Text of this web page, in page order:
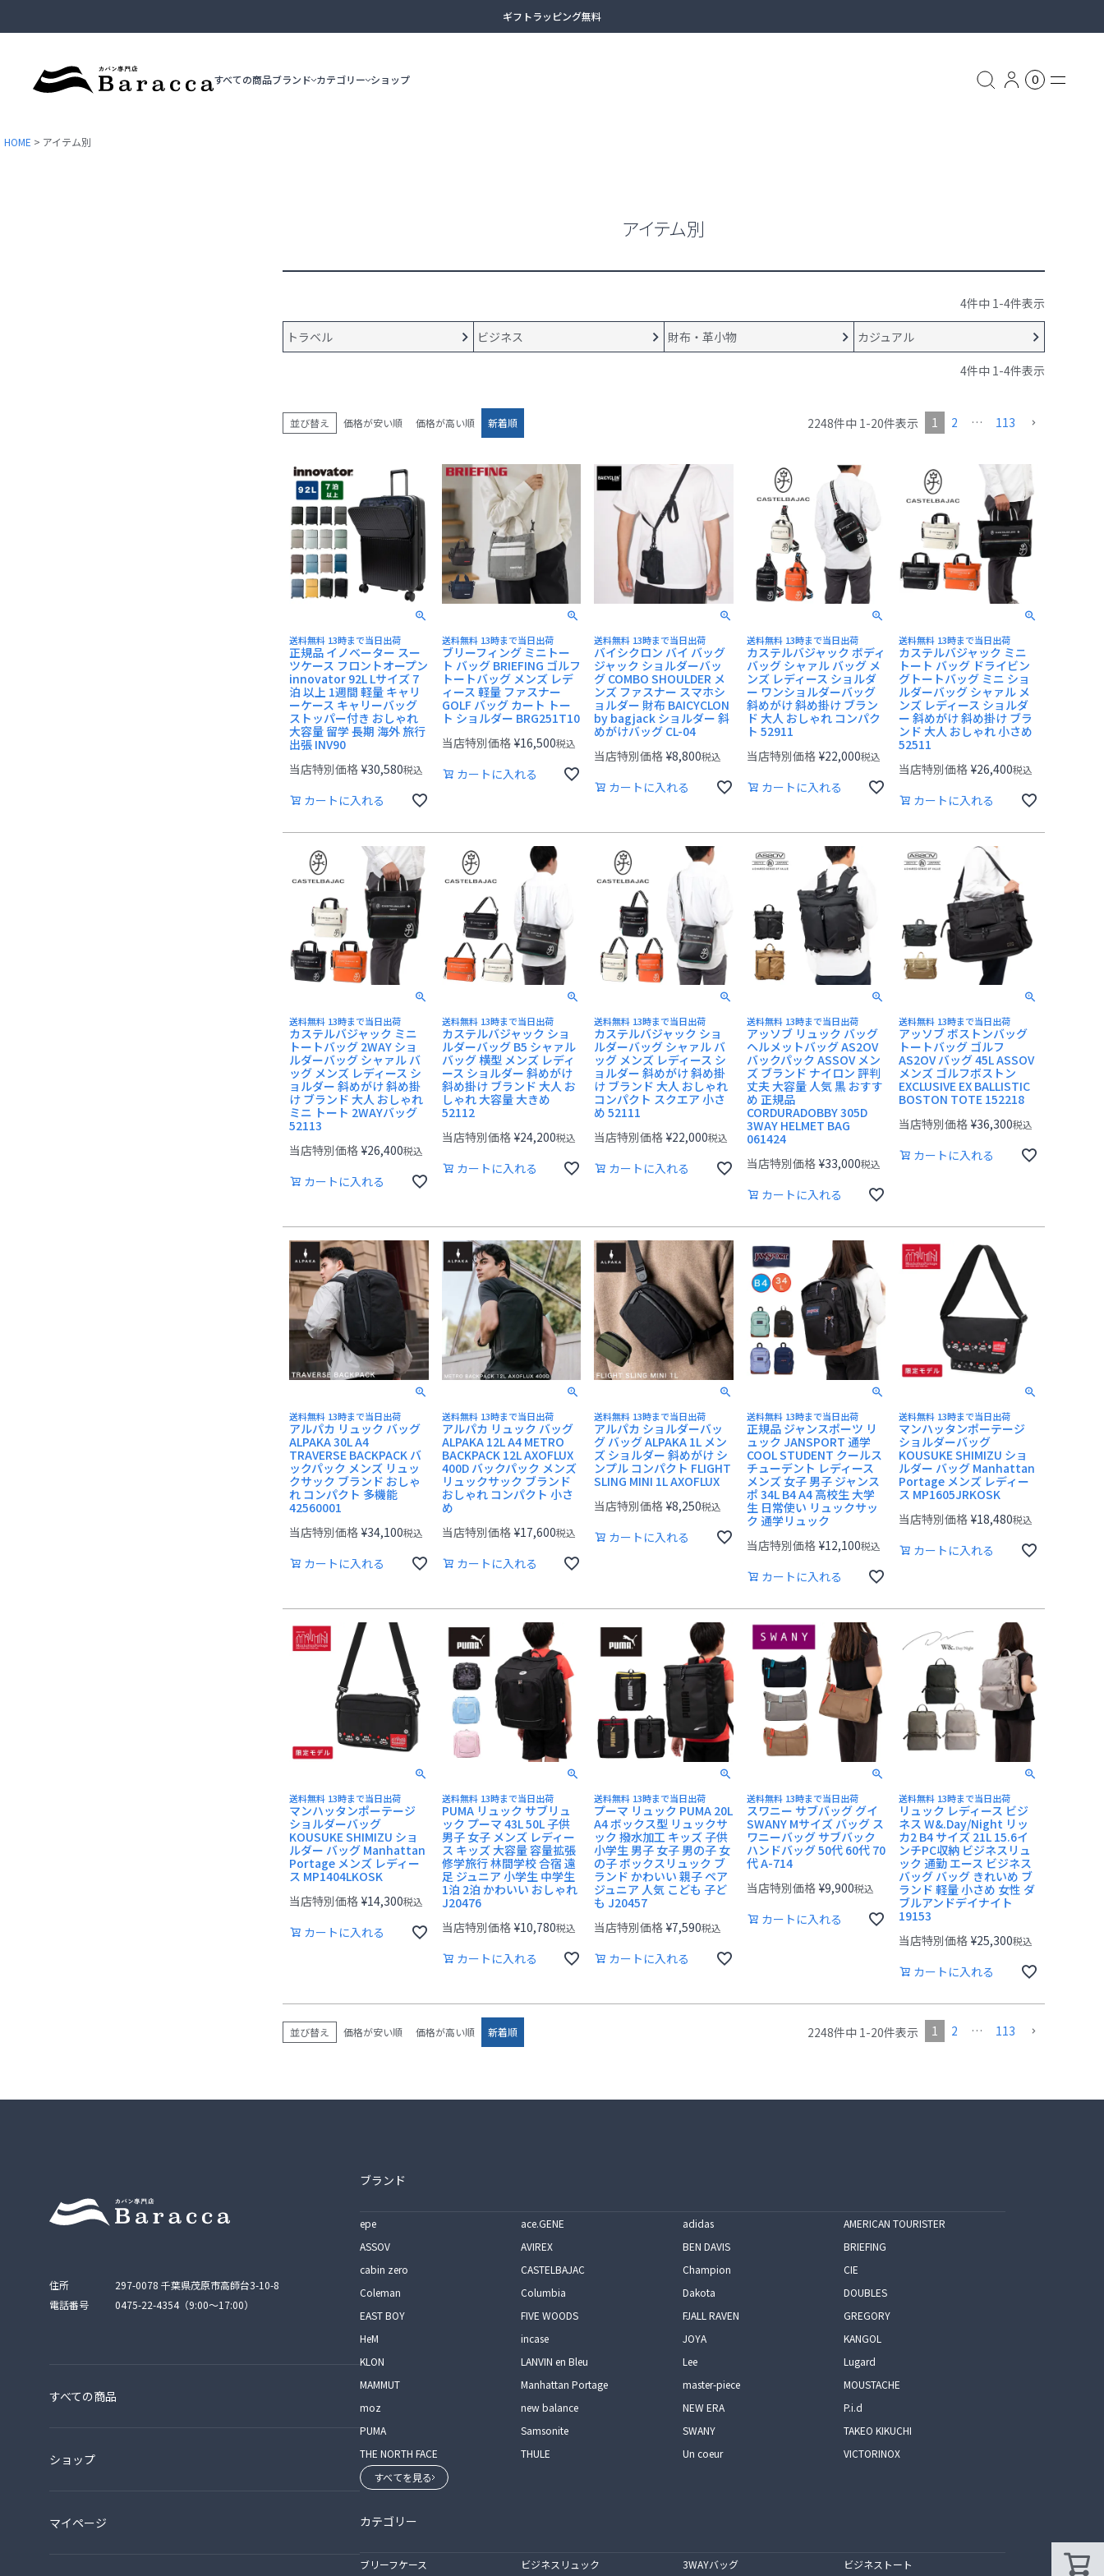
ギフトラッピング無料
すべての商品ブランド
AMERICAN TOURISTER
カテゴリー
ブリーフケース
カジュアルリュック
ボストンバッグ スーツケース
二つ折り財布
名刺入れ キーケース
ショップ 0
HOME アイテム別
アイテム別
4件中 1-4件表示
トラベル ビジネス 財布・革小物 カジュアル
4件中 1-4件表示
並び替え 価格が安い順 価格が高い順 新着順 2248件中 1-20件表示 1 2 … 113
送料無料 13時まで当日出荷
正規品 イノベーター スー
ツケース フロントオープン
innovator 92L Lサイズ 7
泊 以上 1週間 軽量 キャリ
ーケース キャリーバッグ
ストッパー付き おしゃれ
大容量 留学 長期 海外 旅行
出張 INV90
当店特別価格 ¥30,580税込
カートに入れる
送料無料 13時まで当日出荷
ブリーフィング ミニトー
ト バッグ BRIEFING ゴルフ
トートバッグ メンズ レデ
ィース 軽量 ファスナー
GOLF バッグ カート トー
ト ショルダー BRG251T10
当店特別価格 ¥16,500税込
カートに入れる
送料無料 13時まで当日出荷
バイシクロン バイ バッグ
ジャック ショルダーバッ
グ COMBO SHOULDER メ
ンズ ファスナー スマホシ
ョルダー 財布 BAICYCLON
by bagjack ショルダー 斜
めがけバッグ CL-04
当店特別価格 ¥8,800税込
カートに入れる
送料無料 13時まで当日出荷
カステルバジャック ボディ
バッグ シャァル バッグ メ
ンズ レディース ショルダ
ー ワンショルダーバッグ
斜めがけ 斜め掛け ブラン
ド 大人 おしゃれ コンパク
ト 52911
当店特別価格 ¥22,000税込
カートに入れる
送料無料 13時まで当日出荷
カステルバジャック ミニ
トート バッグ ドライビン
グトートバッグ ミニ ショ
ルダーバッグ シャァル メ
ンズ レディース ショルダ
ー 斜めがけ 斜め掛け ブラ
ンド 大人 おしゃれ 小さめ
52511
当店特別価格 ¥26,400税込
カートに入れる
送料無料 13時まで当日出荷
カステルバジャック ミニ
トートバッグ 2WAY ショ
ルダーバッグ シャァル バ
ッグ メンズ レディース シ
ョルダー 斜めがけ 斜め掛
け ブランド 大人 おしゃれ
ミニ トート 2WAYバッグ
52113
当店特別価格 ¥26,400税込
カートに入れる
送料無料 13時まで当日出荷
カステルバジャック ショ
ルダーバッグ B5 シャァル
バッグ 横型 メンズ レディ
ース ショルダー 斜めがけ
斜め掛け ブランド 大人 お
しゃれ 大容量 大きめ
52112
当店特別価格 ¥24,200税込
カートに入れる
送料無料 13時まで当日出荷
カステルバジャック ショ
ルダーバッグ シャァル バ
ッグ メンズ レディース シ
ョルダー 斜めがけ 斜め掛
け ブランド 大人 おしゃれ
コンパクト スクエア 小さ
め 52111
当店特別価格 ¥22,000税込
カートに入れる
送料無料 13時まで当日出荷
アッソブ リュック バッグ
ヘルメットバッグ AS2OV
バックパック ASSOV メン
ズ ブランド ナイロン 評判
丈夫 大容量 人気 黒 おすす
め 正規品
CORDURADOBBY 305D
3WAY HELMET BAG
061424
当店特別価格 ¥33,000税込
カートに入れる
送料無料 13時まで当日出荷
アッソブ ボストンバッグ
トートバッグ ゴルフ
AS2OV バッグ 45L ASSOV
メンズ ゴルフボストン
EXCLUSIVE EX BALLISTIC
BOSTON TOTE 152218
当店特別価格 ¥36,300税込
カートに入れる
送料無料 13時まで当日出荷
アルパカ リュック バッグ
ALPAKA 30L A4
TRAVERSE BACKPACK バ
ックパック メンズ リュッ
クサック ブランド おしゃ
れ コンパクト 多機能
42560001
当店特別価格 ¥34,100税込
カートに入れる
送料無料 13時まで当日出荷
アルパカ リュック バッグ
ALPAKA 12L A4 METRO
BACKPACK 12L AXOFLUX
400D バックパック メンズ
リュックサック ブランド
おしゃれ コンパクト 小さ
め
当店特別価格 ¥17,600税込
カートに入れる
送料無料 13時まで当日出荷
アルパカ ショルダーバッ
グ バッグ ALPAKA 1L メン
ズ ショルダー 斜めがけ シ
ンプル コンパクト FLIGHT
SLING MINI 1L AXOFLUX
当店特別価格 ¥8,250税込
カートに入れる
送料無料 13時まで当日出荷
正規品 ジャンスポーツ リ
ュック JANSPORT 通学
COOL STUDENT クールス
チューデント レディース
メンズ 女子 男子 ジャンス
ポ 34L B4 A4 高校生 大学
生 日常使い リュックサッ
ク 通学リュック
当店特別価格 ¥12,100税込
カートに入れる
送料無料 13時まで当日出荷
マンハッタンポーテージ
ショルダーバッグ
KOUSUKE SHIMIZU ショ
ルダー バッグ Manhattan
Portage メンズ レディー
ス MP1605JRKOSK
当店特別価格 ¥18,480税込
カートに入れる
送料無料 13時まで当日出荷
マンハッタンポーテージ
ショルダーバッグ
KOUSUKE SHIMIZU ショ
ルダー バッグ Manhattan
Portage メンズ レディー
ス MP1404LKOSK
当店特別価格 ¥14,300税込
カートに入れる
送料無料 13時まで当日出荷
PUMA リュック サブリュ
ック プーマ 43L 50L 子供
男子 女子 メンズ レディー
ス キッズ 大容量 容量拡張
修学旅行 林間学校 合宿 遠
足 ジュニア 小学生 中学生
1泊 2泊 かわいい おしゃれ
J20476
当店特別価格 ¥10,780税込
カートに入れる
送料無料 13時まで当日出荷
プーマ リュック PUMA 20L
A4 ボックス型 リュックサ
ック 撥水加工 キッズ 子供
小学生 男子 女子 男の子 女
の子 ボックスリュック ブ
ランド かわいい 親子 ペア
ジュニア 人気 こども 子ど
も J20457
当店特別価格 ¥7,590税込
カートに入れる
送料無料 13時まで当日出荷
スワニー サブバッグ グイ
SWANY Mサイズ バッグ ス
ワニーバッグ サブバック
ハンドバッグ 50代 60代 70
代 A-714
当店特別価格 ¥9,900税込
カートに入れる
送料無料 13時まで当日出荷
リュック レディース ビジ
ネス W&.Day/Night リッ
カ2 B4 サイズ 21L 15.6イ
ンチPC収納 ビジネスリュ
ック 通勤 エース ビジネス
バッグ バッグ きれいめ ブ
ランド 軽量 小さめ 女性 ダ
ブルアンドデイナイト
19153
当店特別価格 ¥25,300税込
カートに入れる
並び替え 価格が安い順 価格が高い順 新着順 2248件中 1 -20件表示 1 2 … 113
住所
297-0078 千葉県茂原市高師台3-10-8
電話番号
0475-22-4354（9:00〜17:00）
すべての商品
ショップ
マイページ
ブランド
epe ace.GENE adidas
AMERICAN TOURISTER
ASSOV
AVIREX BEN DAVIS
BRIEFING
cabin zero
CASTELBAJAC Champion
CIE
Coleman
Columbia Dakota
DOUBLES
EAST BOY
FIVE WOODS FJALL RAVEN
GREGORY
HeM
incase JOYA
KANGOL
KLON
LANVIN en Bleu Lee
Lugard
MAMMUT
Manhattan Portage master-piece
MOUSTACHE
moz
new balance NEW ERA
P.i.d
PUMA
Samsonite SWANY
TAKEO KIKUCHI
THE NORTH FACE
THULE Un coeur
VICTORINOX
すべてを見る
カテゴリー
ブリーフケース ビジネスリュック 3WAYバッグ ビジネストート